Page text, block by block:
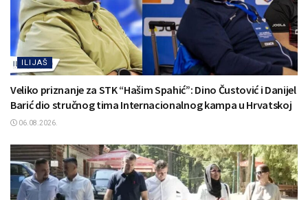
ILIJAŠ
Veliko priznanje za STK “Hašim Spahić”: Dino Čustović i Danijel
Barić dio stručnog tima Internacionalnog kampa u Hrvatskoj
06.08.2026.